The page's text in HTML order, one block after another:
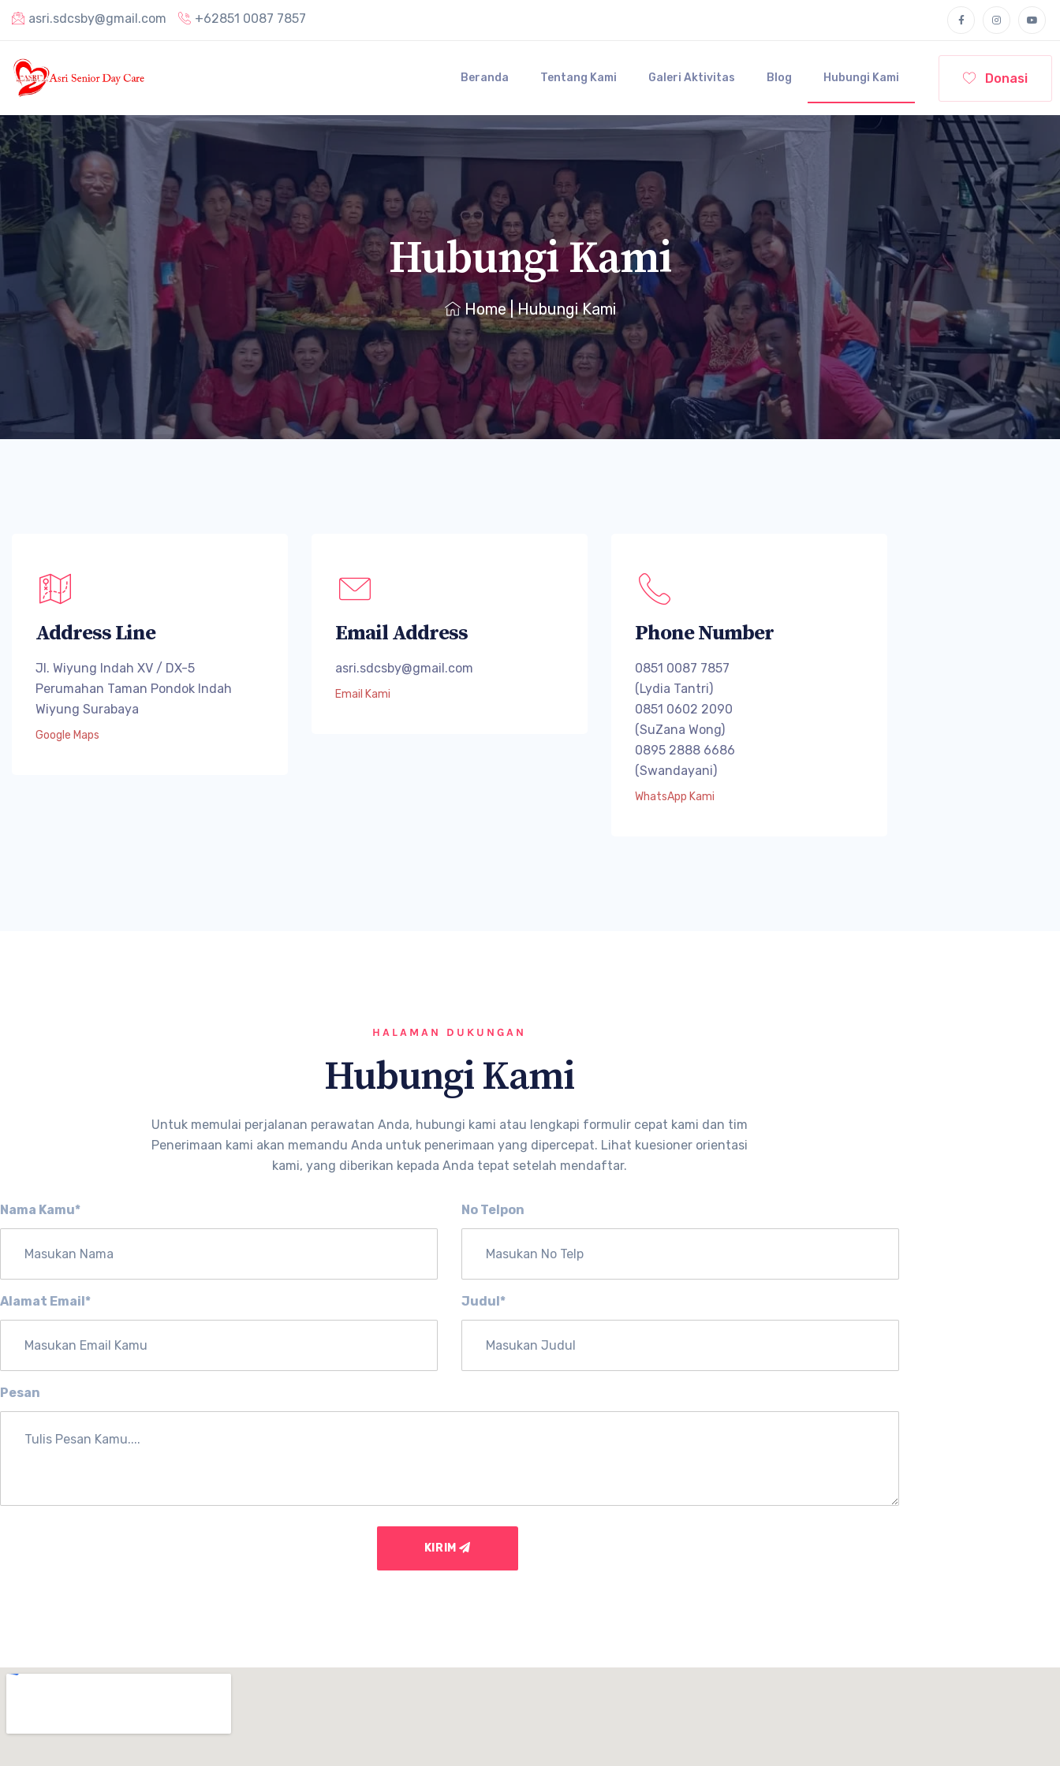
asri.sdcsby@gmail.com +62851 0087 7857
Beranda Tentang Kami Galeri Aktivitas Blog Hubungi Kami Donasi
Hubungi Kami
Home | Hubungi Kami
Address Line
Jl. Wiyung Indah XV / DX-5
Perumahan Taman Pondok Indah
Wiyung Surabaya
Google Maps
Email Address
asri.sdcsby@gmail.com
Email Kami
Phone Number
0851 0087 7857
(Lydia Tantri)
0851 0602 2090
(SuZana Wong)
0895 2888 6686
(Swandayani)
WhatsApp Kami
HALAMAN DUKUNGAN
Hubungi Kami
Untuk memulai perjalanan perawatan Anda, hubungi kami atau lengkapi formulir cepat kami dan tim
Penerimaan kami akan memandu Anda untuk penerimaan yang dipercepat. Lihat kuesioner orientasi
kami, yang diberikan kepada Anda tepat setelah mendaftar.
Nama Kamu* No Telpon
Alamat Email* Judul*
Pesan
KIRIM